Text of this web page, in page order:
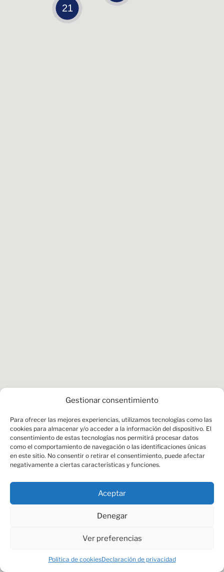
Gestionar consentimiento
Para ofrecer las mejores experiencias, utilizamos tecnologías como las
cookies para almacenar y/o acceder a la información del dispositivo. El
consentimiento de estas tecnologías nos permitirá procesar datos
como el comportamiento de navegación o las identificaciones únicas
en este sitio. No consentir o retirar el consentimiento, puede afectar
negativamente a ciertas características y funciones.
Aceptar
Denegar
Ver preferencias
Política de cookiesDeclaración de privacidad